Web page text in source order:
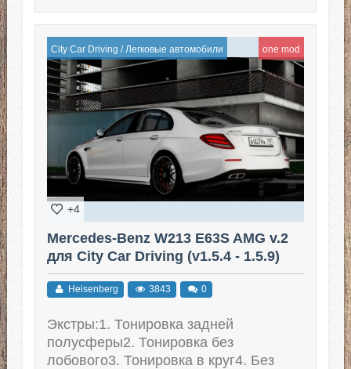
City Car Driving / Легковые автомобили one mod
+4
Mercedes-Benz W213 E63S AMG v.2
для City Car Driving (v1.5.4 - 1.5.9)
Heisenberg 3843 0
Экстры:1. Тонировка задней
полусферы2. Тонировка без
лобового3. Тонировка в круг4. Без